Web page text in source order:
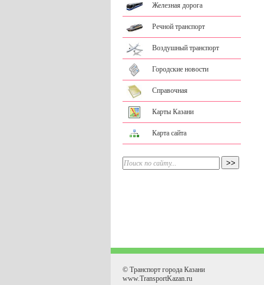
Железная дорога
Речной транспорт
Воздушный транспорт
Городские новости
Справочная
Карты Казани
Карта сайта
© Транспорт города Казани
www.TransportKazan.ru